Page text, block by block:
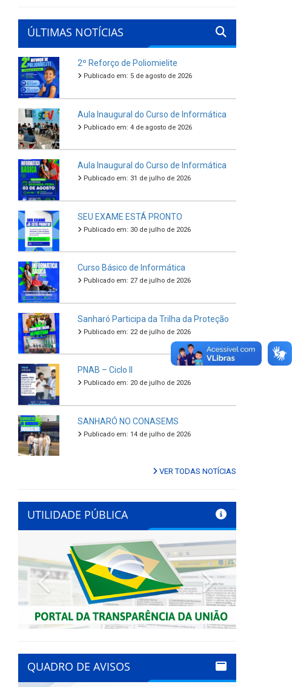
ÚLTIMAS NOTÍCIAS
2º Reforço de Poliomielite
Publicado em: 5 de agosto de 2026
Aula Inaugural do Curso de Informática
Publicado em: 4 de agosto de 2026
Aula Inaugural do Curso de Informática
Publicado em: 31 de julho de 2026
SEU EXAME ESTÁ PRONTO
Publicado em: 30 de julho de 2026
Curso Básico de Informática
Publicado em: 27 de julho de 2026
Sanharó Participa da Trilha da Proteção
Publicado em: 22 de julho de 2026
PNAB – Ciclo II
Publicado em: 20 de julho de 2026
SANHARÓ NO CONASEMS
Publicado em: 14 de julho de 2026
VER TODAS NOTÍCIAS
UTILIDADE PÚBLICA
Previous Next
QUADRO DE AVISOS